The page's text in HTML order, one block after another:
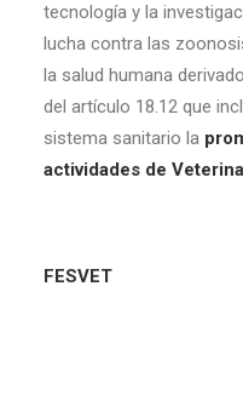
tecnología y la
lucha contra las
la salud humana
del artículo 18.12 que
sistema sanitario la
actividades de
FESVET